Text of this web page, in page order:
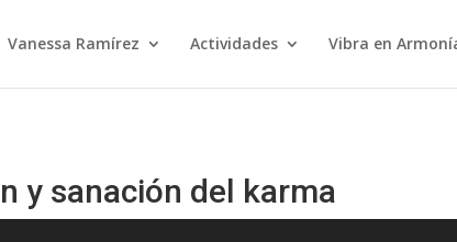
Vanessa Ramírez Actividades Vibra en
y sanación del karma